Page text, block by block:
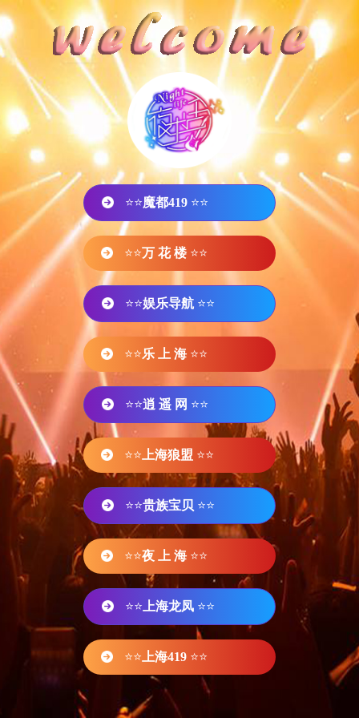
⭐⭐魔都419 ⭐⭐
⭐⭐万 花 楼 ⭐⭐
⭐⭐娱乐导航 ⭐⭐
⭐⭐乐 上 海 ⭐⭐
⭐⭐逍 遥 网 ⭐⭐
⭐⭐ 上海狼盟 ⭐⭐
⭐⭐贵族宝贝 ⭐⭐
⭐⭐夜 上 海 ⭐⭐
⭐⭐ 上海龙凤 ⭐⭐
⭐⭐ 上海419 ⭐⭐